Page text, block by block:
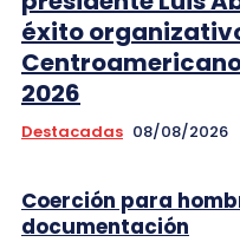
éxito
2026
Destacadas 08/08/2026
Coerción para
documentación